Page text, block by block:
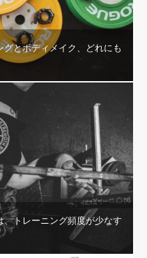
とボディメイク、どれにも
トレーニング頻度が少なす